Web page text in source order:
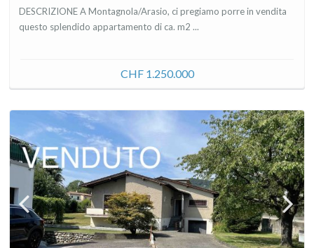
DESCRIZIONE A Montagnola/Arasio, ci pregiamo porre in vendita
questo splendido appartamento di ca. m2 ...
CHF 1.250.000